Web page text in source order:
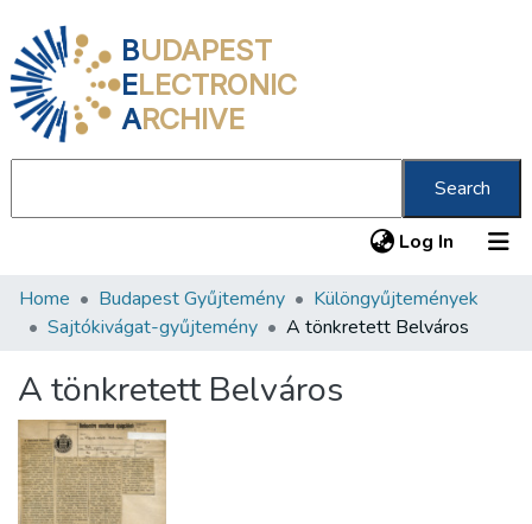
BUDAPEST
ELECTRONIC
ARCHIVE
Search
Log In (current)
Communities & Collections
Statistics
About us
Home Budapest Gyűjtemény
Különgyűjtemények
Sajtókivágat-gyűjtemény
A tönkretett Belváros
A tönkretett Belváros